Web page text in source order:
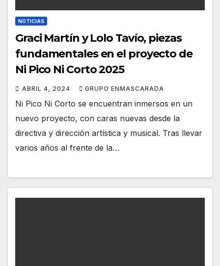
NOTICIAS
Graci Martín y Lolo Tavío, piezas
fundamentales en el proyecto de
Ni Pico Ni Corto 2025
ABRIL 4, 2024 GRUPO ENMASCARADA
Ni Pico Ni Corto se encuentran inmersos en un
nuevo proyecto, con caras nuevas desde la
directiva y dirección artística y musical. Tras llevar
varios años al frente de la…